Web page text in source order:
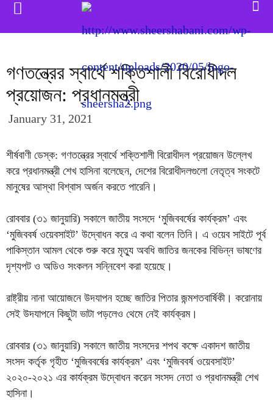
গণতন্ত্রের স্বার্থে শক্তিশালী বিরোধীদল
প্রয়োজন: প্রধানমন্ত্রী
January 31, 2021
শীর্ষবাণী ডেস্ক: গণতন্ত্রের স্বার্থে শক্তিশালী বিরোধীদল প্রয়োজন উল্লেখ
করে প্রধানমন্ত্রী শেখ হাসিনা বলেছেন, দেশের বিরোধীদলগুলো নেতৃত্ব সংকটে
মানুষের আস্থা বিশ্বাস অর্জন করতে পারেনি।
রোববার (৩১ জানুয়ারি) সকালে জাতীয় সংসদে ‘মুজিববর্ষের কার্যক্রম’ এবং
‘মুজিববর্ষ ওয়েবসাইট’ উদ্বোধন করে এ কথা বলেন তিনি। এ ওয়েব সাইটে পূর্ব
পাকিস্তান আমল থেকে শুরু করে মৃত্যু অবধি জাতির জনকের বিভিন্ন ভাষণের
দৃশ্যপট ও অডিও সংকলন সন্নিবেশ করা হয়েছে।
রাষ্ট্রীয় নানা আয়োজনে উদযাপন হচ্ছে জাতির পিতার জন্মশতবার্ষিকী। করোনায়
সেই উদযাপনে কিছুটা ভাটা পড়লেও থেমে নেই কার্যক্রম।
রোববার (৩১ জানুয়ারি) সকালে জাতীয় সংসদের শপথ কক্ষে একাদশ জাতীয়
সংসদ কর্তৃক গৃহীত ‘মুজিববর্ষের কার্যক্রম’ এবং ‘মুজিববর্ষ ওয়েবসাইট’
২০২০-২০২১ এর কার্যক্রম উদ্বোধন করেন সংসদ নেতা ও প্রধানমন্ত্রী শেখ
হাসিনা।